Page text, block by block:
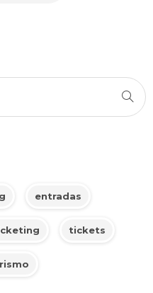
entradas
tickets